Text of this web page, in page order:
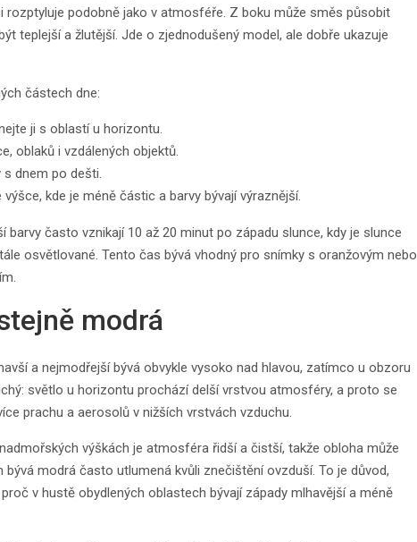
podobně jako v atmosféře. Z boku může směs působit
teplejší a žlutější. Jde o zjednodušený model, ale dobře ukazuje
částech dne:
ji s oblastí u horizontu.
oblaků i vzdálených objektů.
dnem po dešti.
kde je méně částic a barvy bývají výraznější.
často vznikají 10 až 20 minut po západu slunce, kdy je slunce
osvětlované. Tento čas bývá vhodný pro snímky s oranžovým nebo
modrá
a nejmodřejší bývá obvykle vysoko nad hlavou, zatímco u obzoru
světlo u horizontu prochází delší vrstvou atmosféry, a proto se
prachu a aerosolů v nižších vrstvách vzduchu.
výškách je atmosféra řidší a čistší, takže obloha může
modrá často utlumená kvůli znečištění ovzduší. To je důvod,
v hustě obydlených oblastech bývají západy mlhavější a méně